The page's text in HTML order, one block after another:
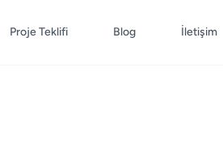
Proje Teklifi Blog İletişim